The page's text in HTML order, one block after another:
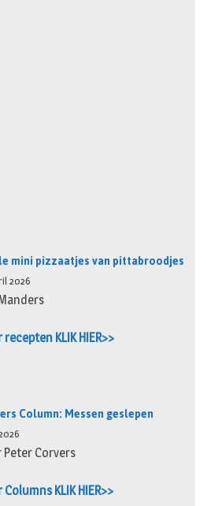
mini pizzaatjes van pittabroodjes
2026
recepten KLIK HIER>>
Column: Messen geslepen
Peter Corvers
Columns KLIK HIER>>